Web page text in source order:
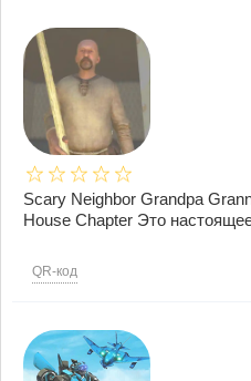
Scary Neighbor Grandpa
House Chapter Это
QR-код